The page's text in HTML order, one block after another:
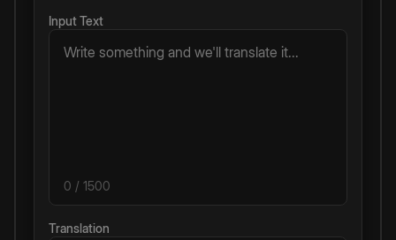
Input Text
0 / 1500
Translation